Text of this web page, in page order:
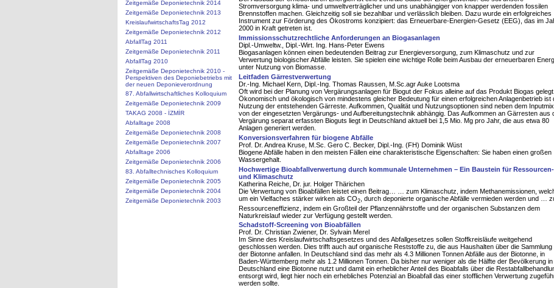
Zeitgemäße Deponietechnik 2014
Zeitgemäße Deponietechnik 2013
KreislaufwirtschaftsTag 2012
Zeitgemäße Deponietechnik 2012
AbfallTag 2011
Zeitgemäße Deponietechnik 2011
AbfallTag 2010
Zeitgemäße Deponietechnik 2010 -
Perspektiven des Deponiebetriebs mit
der neuen Deponieverordnung
87. Abfallwirtschaftliches Kolloquium
Zeitgemäße Deponietechnik 2009
TAKAG 2008 - İZMİR
Abfalltage 2008
Zeitgemäße Deponietechnik 2008
Zeitgemäße Deponietechnik 2007
Abfalltage 2006
Zeitgemäße Deponietechnik 2006
83. Abfalltechnisches Kolloquium
Zeitgemäße Deponietechnik 2005
Zeitgemäße Deponietechnik 2004
Zeitgemäße Deponietechnik 2003
Stromversorgung klima- und umweltverträglicher und uns unabhängiger von knapper werdenden fossilen
Brennstoffen machen. Gleichzeitig soll sie bezahlbar und verlässlich bleiben. Dazu wurde ein erfolgreiches
Instrument zur Förderung des Ökostroms konzipiert: das Erneuerbare-Energien-Gesetz (EEG), das im
2000 in Kraft getreten ist.
Immissionsschutzrechtliche Anforderungen an Biogasanlagen
Dipl.-Umweltw., Dipl.-Wirt. Ing. Hans-Peter Ewens
Biogasanlagen können einen bedeutenden Beitrag zur Energieversorgung, zum Klimaschutz und zur
Verwertung biologischer Abfälle leisten. Sie spielen eine wichtige Rolle beim Ausbau der erneuerbaren
unter Nutzung von Biomasse.
Leitfaden Gärrestverwertung
Dr.-Ing. Michael Kern, Dipl.-Ing. Thomas Raussen, M.Sc.agr Auke Lootsma
Oft wird bei der Planung von Vergärungsanlagen für Biogut der Fokus alleine auf das Produkt Biogas gelegt.
Ökonomisch und ökologisch von mindestens gleicher Bedeutung für einen erfolgreichen Anlagenbetrieb ist
Nutzung der entstehenden Gärreste. Aufkommen, Qualität und Nutzungsoptionen sind neben dem Inputmix
von der eingesetzten Vergärungs- und Aufbereitungstechnik abhängig. Das Aufkommen an Gärresten aus
Vergärung separat erfassten Bioguts liegt in Deutschland aktuell bei 1,5 Mio. Mg pro Jahr, die aus etwa 80
Anlagen generiert werden.
Konversionsverfahren für biogene Abfälle
Prof. Dr. Andrea Kruse, M.Sc. Gero C. Becker, Dipl.-Ing. (FH) Dominik Wüst
Biogene Abfälle haben in den meisten Fällen eine charakteristische Eigenschaften: Sie haben einen großen
Wassergehalt.
Hochwertige Bioabfallverwertung durch kommunale Unternehmen – Ein Baustein für Ressourcen-
und Klimaschutz
Katherina Reiche, Dr. jur. Holger Thärichen
Die Verwertung von Bioabfällen leistet einen Beitrag… … zum Klimaschutz, indem Methanemissionen,
um ein Vielfaches stärker wirken als CO2 , durch deponierte organische Abfälle vermieden werden und …
Ressourceneffizienz, indem ein Großteil der Pflanzennährstoffe und der organischen Substanzen dem
Naturkreislauf wieder zur Verfügung gestellt werden.
Schadstoff-Screening von Bioabfällen
Prof. Dr. Christian Zwiener, Dr. Sylvain Merel
Im Sinne des Kreislaufwirtschaftsgesetzes und des Abfallgesetzes sollen Stoffkreisläufe weitgehend
geschlossen werden. Dies trifft auch auf organische Reststoffe zu, die aus Haushalten über die Sammlung
der Biotonne anfallen. In Deutschland sind das mehr als 4.3 Millionen Tonnen Abfälle aus der Biotonne, in
Baden-Württemberg mehr als 1.2 Millionen Tonnen. Da bisher nur weniger als die Hälfte der Bevölkerung in
Deutschland eine Biotonne nutzt und damit ein erheblicher Anteil des Bioabfalls über die
entsorgt wird, liegt hier noch ein erhebliches Potenzial an Bioabfall das einer stofflichen Verwertung
werden sollte.